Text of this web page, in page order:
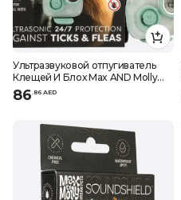
Ультразвуковой отпугиватель
Клещей И Блох Max AND Molly
Soundshield mini JADE
86.86 AED